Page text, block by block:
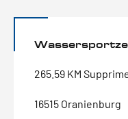
265.59 KM
16515 Oranienburg